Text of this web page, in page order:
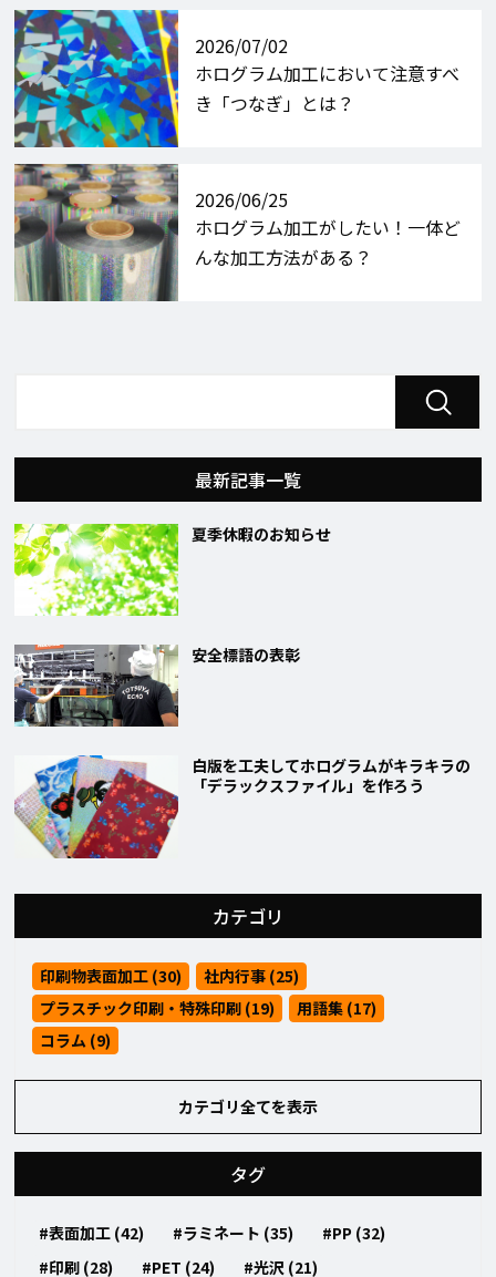
2026/07/02
ホログラム加工において注意すべ
き「つなぎ」とは？
2026/06/25
ホログラム加工がしたい！一体ど
んな加工方法がある？
最新記事一覧
夏季休暇のお知らせ
安全標語の表彰
白版を工夫してホログラムがキラキラの
「デラックスファイル」を作ろう
カテゴリ
印刷物表面加工 (30)
社内行事 (25)
プラスチック印刷・特殊印刷 (19)
用語集 (17)
コラム (9)
カテゴリ全てを表示
タグ
#表面加工 (42) #ラミネート (35)
#PP (32)
#印刷 (28)
#PET (24)
#光沢 (21)